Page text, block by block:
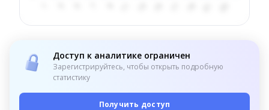
Доступ к аналитике ограничен
Зарегистрируйтесь, чтобы открыть подробную
статистику
Получить доступ